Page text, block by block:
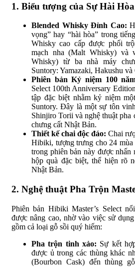
1. Biểu tượng của Sự Hài
Blended Whisky Đỉnh Cao:
vọng” hay “hài hòa” trong
Whisky cao cấp được phối
mạch nha (Malt Whisky) và
Whisky) từ ba nhà máy
Suntory: Yamazaki, Hakushu và
Phiên bản Kỷ niệm 100
Select 100th Anniversary
tập đặc biệt nhằm kỷ niệm
Suntory. Đây là một sự tôn
Shinjiro Torii và nghệ thuật pha
chưng cất Nhật Bản.
Thiết kế chai độc đáo: Chai
Hibiki, tượng trưng cho 24 mùa
trong phiên bản này được nhấn
hộp quà đặc biệt, thể hiện rõ
Nhật Bản.
2. Nghệ thuật Pha Trộn
Phiên bản Hibiki Master’s Select
được nâng cao, nhờ vào việc sử
gồm cả loại gỗ sồi quý hiếm:
Pha trộn tinh xảo: Sự kết
được ủ trong các thùng khác
(Bourbon Cask) đến thùng